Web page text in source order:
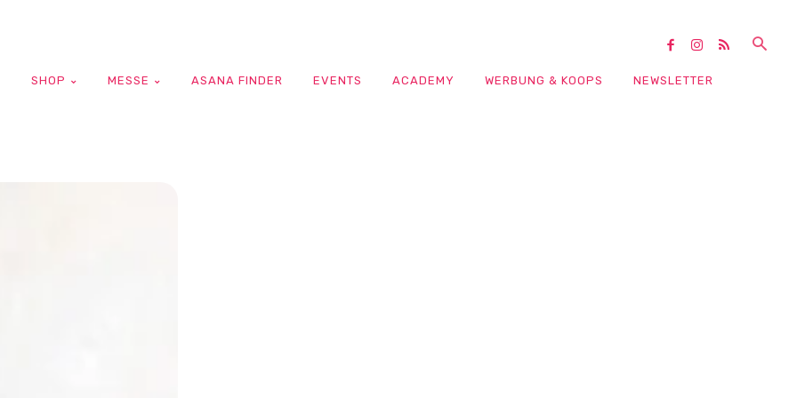
SHOP MESSE ASANA FINDER EVENTS ACADEMY WERBUNG & KOOPS NEWSLETTER